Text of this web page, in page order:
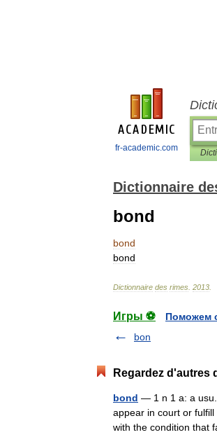
fr-academic.com
Dictionnaire
bond
bond
bond
Dictionnaire des rimes 2013
Игры ⚽
Поможем
bon
Regardez d'autres
bond — 1 n 1 a: a usu.
appear in court or
with the condition